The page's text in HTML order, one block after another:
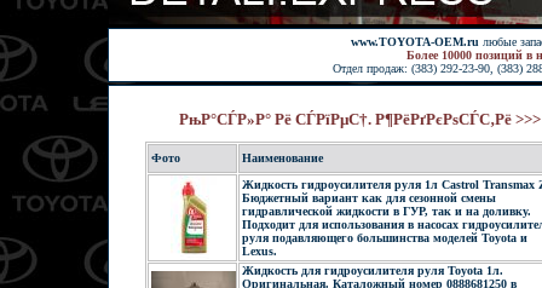
www.TOYOTA-OEM.ru любые
Более 10000 позиций в
Отдел продаж: (383) 292-23-90, (383)
РњР°СЃР»Р° Рё СЃРїРµС†. Р¶РёРґРєРѕСЃС‚Рё
Фото
Наименование
Жидкость гидроусилителя руля 1л Castrol Transmax
Бюджетный вариант как для сезонной смены
гидравлической жидкости в ГУР, так и на доливку.
Подходит для использования в насосах
руля подавляющего большинства моделей Toyota и
Lexus.
Жидкость для гидроусилителя руля Toyota 1л.
Оригинальная. Каталожный номер 0888681250 в